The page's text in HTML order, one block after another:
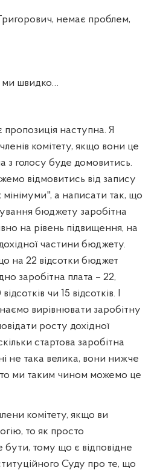
немає проблем,
ми швидко…
наступна. Я
комітету, якщо вони це
з голосу буде домовитись.
відмовитись від запису
а написати так, що
бюджету заробітна
на рівень підвищення, на
частини бюджету.
на 22 відсотки бюджет
заробітна плата – 22,
чи 15 відсотків. І
вирівнювати заробітну
росту дохідної
стартова заробітна
не така велика, вони нижче
то ми таким чином можемо це
комітету, якщо ви
то як просто
тому що є відповідне
Суду про те, що